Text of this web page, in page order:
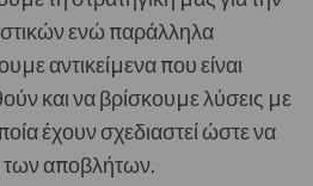
ενώ παράλληλα
αντικείμενα που είναι
και να βρίσκουμε λύσεις με
έχουν σχεδιαστεί ώστε να
των αποβλήτων.